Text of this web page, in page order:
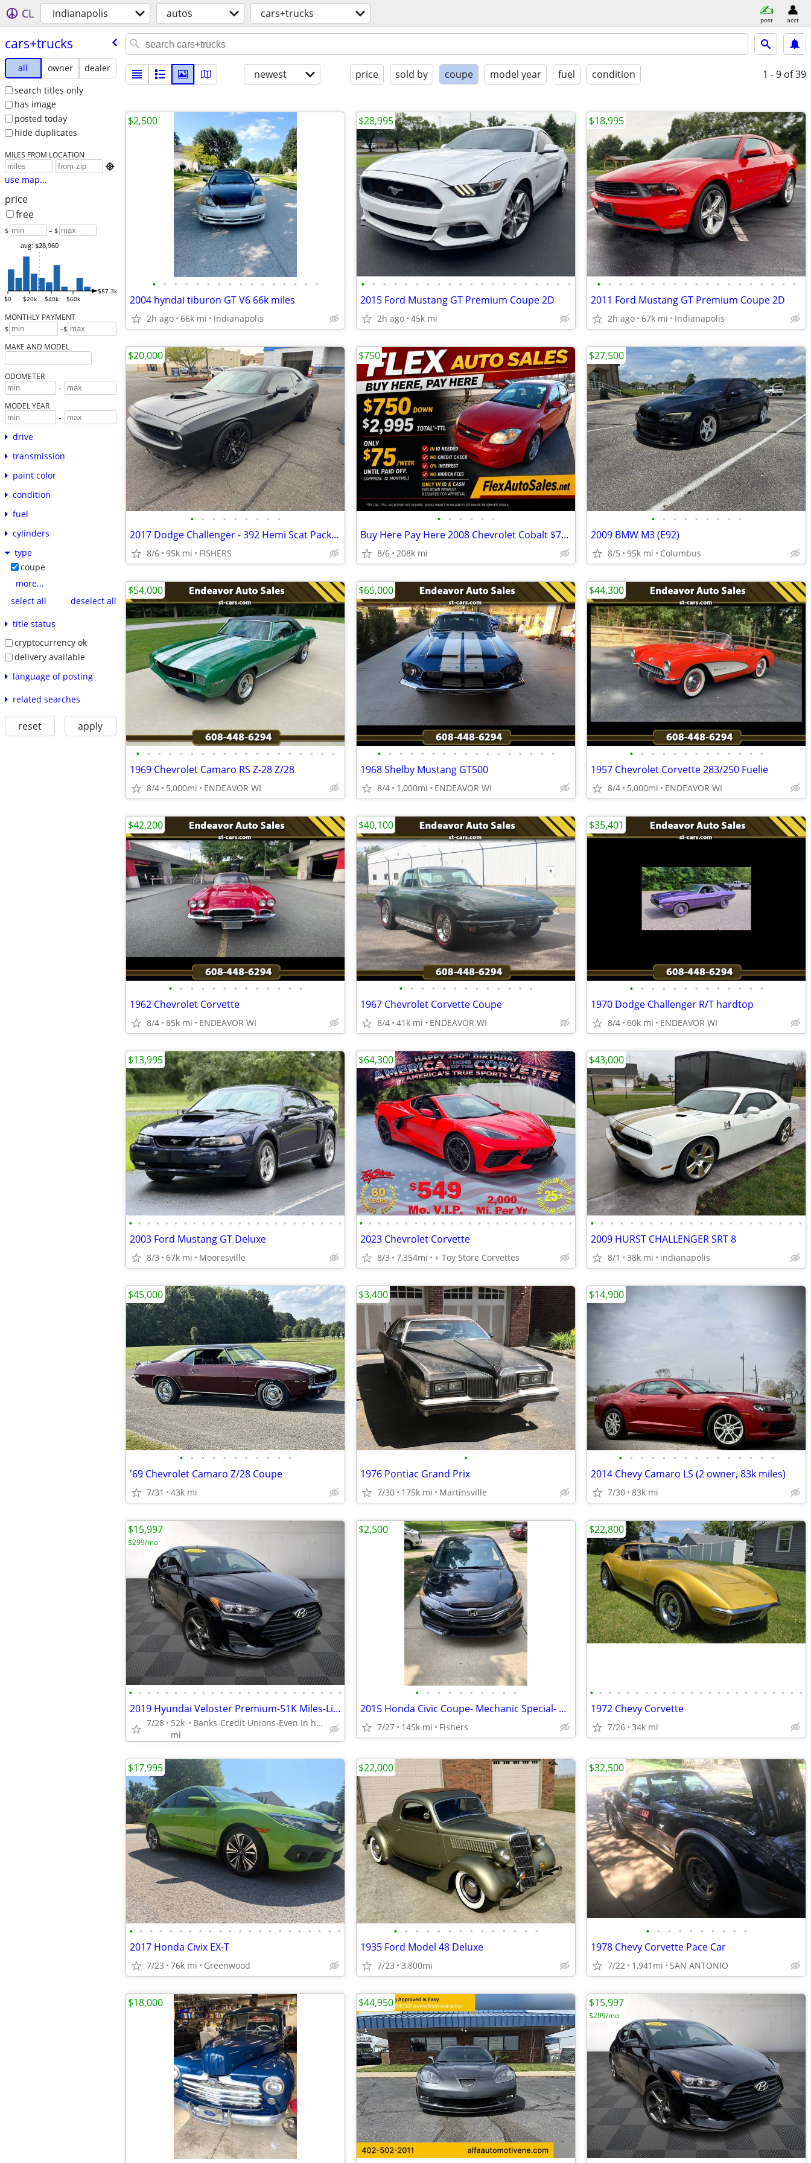
CL indianapolis autos cars+trucks post acct
cars+trucks
all owner
dealer
search titles only
has image
posted today
hide duplicates
MILES FROM LOCATION

use map...
price
free
$ – $
$0 $20k $40k $60k
$87.3k
avg: $28,960
MONTHLY PAYMENT
$ -$
MAKE AND MODEL
ODOMETER
-
MODEL YEAR
-
drive
transmission
paint color
condition
fuel
cylinders
type
coupe
more...
select all
deselect all
title status
cryptocurrency ok
delivery available
language of posting
related searches
reset apply
newest price sold by coupe model year fuel condition 1 - 9 of 39
• • • • • • • • • • • • • • • •
2004 hyndai tiburon GT V6 66k miles
2h ago 66k mi Indianapolis
$2,500
• • • • • • • • • • • • • • • • • • • •
2015 Ford Mustang GT Premium Coupe 2D
2h ago 45k mi
$28,995
• • • • • • • • • • • • • • • • • • •
2011 Ford Mustang GT Premium Coupe 2D
2h ago 67k mi Indianapolis
$18,995
• • • • • • • • •
2017 Dodge Challenger - 392 Hemi Scat Pack Shaker
8/6 95k mi FISHERS
$20,000
• • • • • •
Buy Here Pay Here 2008 Chevrolet Cobalt $750 down.
8/6 208k mi
$750
• • • • • • • • •
2009 BMW M3 (E92)
8/5 95k mi Columbus
$27,500
• • • • • • • • • • • • • • • • • • •
1969 Chevrolet Camaro RS Z-28 Z/28
8/4 5,000mi ENDEAVOR WI
$54,000
• • • • • • • • • • • • • • • • •
1968 Shelby Mustang GT500
8/4 1,000mi ENDEAVOR WI
$65,000
• • • • • • • • • • • • •
1957 Chevrolet Corvette 283/250 Fuelie
8/4 5,000mi ENDEAVOR WI
$44,300
• • • • • • • • • • • • •
1962 Chevrolet Corvette
8/4 85k mi ENDEAVOR WI
$42,200
• • • • • • • • • • • • •
1967 Chevrolet Corvette Coupe
8/4 41k mi ENDEAVOR WI
$40,100
• • • • • • • • • • • • •
1970 Dodge Challenger R/T hardtop
8/4 60k mi ENDEAVOR WI
$35,401
• • • • • • • • • • • • • • • • • • • • • • • •
2003 Ford Mustang GT Deluxe
8/3 67k mi Mooresville
$13,995
• • • • • • • • • • • • • • • • • • • • • • • •
2023 Chevrolet Corvette
8/3 7,354mi + Toy Store Corvettes
$64,300
• • • • • • • • • • • • • • • • • • • • • •
2009 HURST CHALLENGER SRT 8
8/1 38k mi indianapolis
$43,000
• • • • • • • • • • •
'69 Chevrolet Camaro Z/28 Coupe
7/31 43k mi
$45,000
•
1976 Pontiac Grand Prix
7/30 175k mi Martinsville
$3,400
• • • • • • • • • • • • • • •
2014 Chevy Camaro LS (2 owner, 83k miles)
7/30 83k mi
$14,900
• • • • • • • • • • • • • • • • • • • • • • • •
2019 Hyundai Veloster Premium-51K Miles-Like New-We Finance Here
7/28
52k
mi
Banks-Credit Unions-Even In house Financing Available
$15,997
$299/mo
• • • • • • • • • •
2015 Honda Civic Coupe- Mechanic Special- Clean Title
7/27 145k mi Fishers
$2,500
• • • • • • • • • • • • • • • • • • • • • • • •
1972 Chevy Corvette
7/26 34k mi
$22,800
• • • • • • • • • • • • • • • • • • • • • •
2017 Honda Civix EX-T
7/23 76k mi Greenwood
$17,995
• • • • • • • • • • • • • •
1935 Ford Model 48 Deluxe
7/23 3,800mi
$22,000
• • • • • • • • • •
1978 Chevy Corvette Pace Car
7/22 1,941mi SAN ANTONIO
$32,500
$18,000 $44,950 $15,997
$299/mo